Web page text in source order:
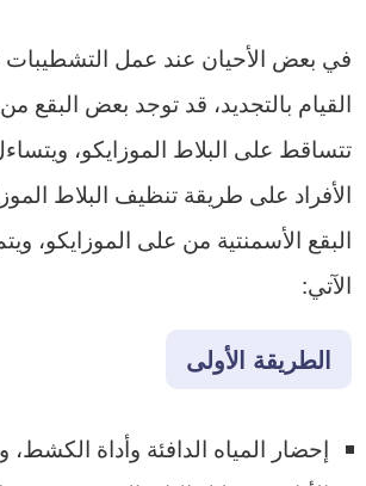
في بعض الأحيان عند عمل التشطيبات
القيام بالتجديد، قد توجد بعض البقع
تتساقط على البلاط الموزايكو،
الأفراد على طريقة تنظيف البلاط
البقع الأسمنتية من على الموزايكو،
الآتي:
الطريقة الأولى
إحضار المياه الدافئة وأداة